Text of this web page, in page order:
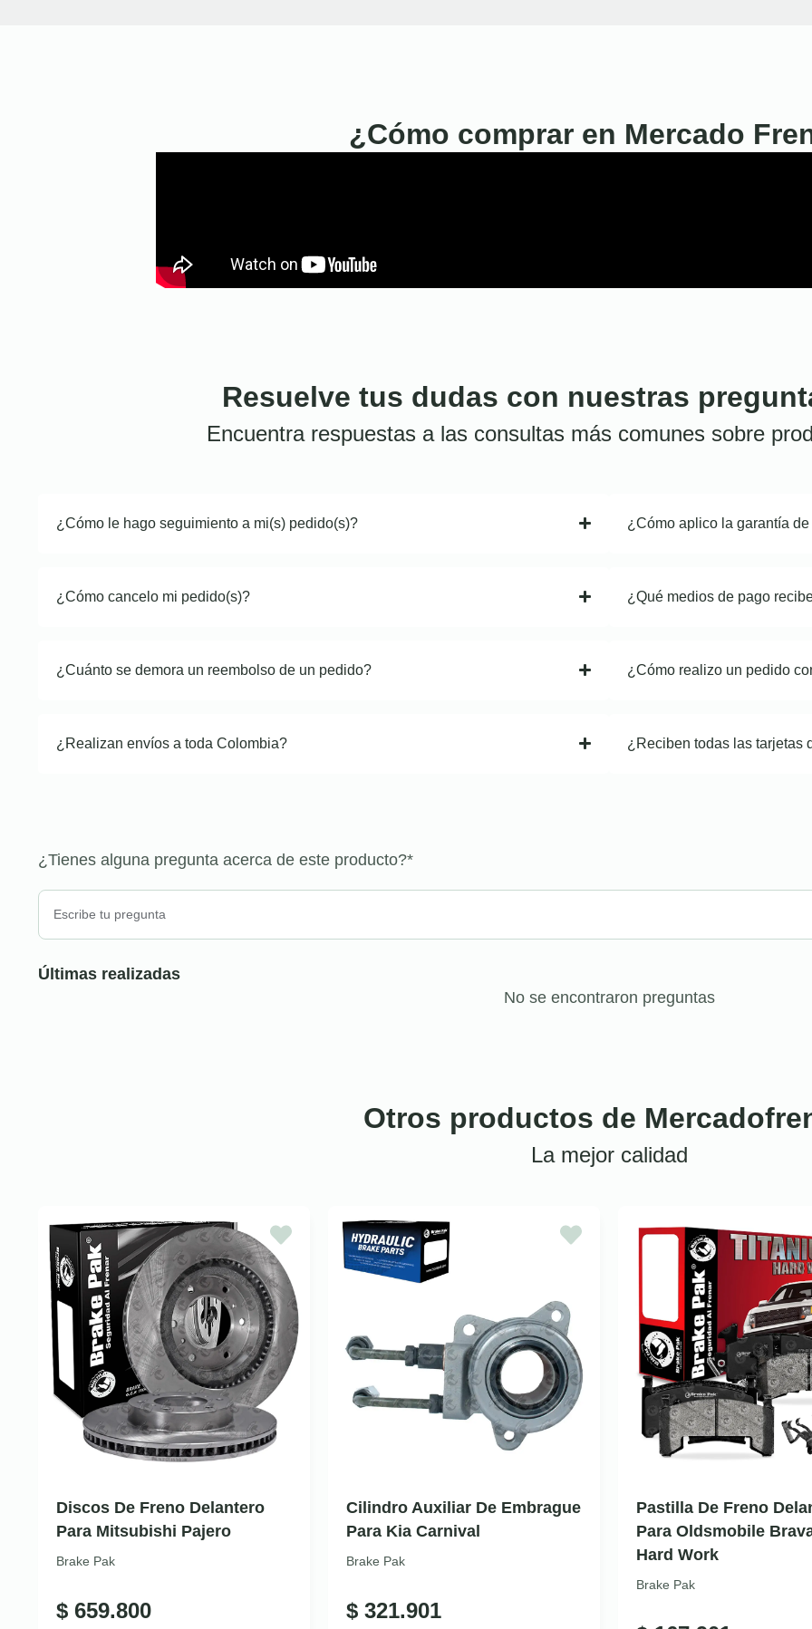
¿Cómo comprar en Mercado
Resuelve tus dudas con nuestras
Encuentra respuestas a las consultas más comunes sobre
¿Cómo le hago seguimiento a mi(s) pedido(s)?
¿Cómo cancelo mi pedido(s)?
¿Cuánto se demora un reembolso de un pedido?
¿Realizan envíos a toda Colombia?
¿Cómo aplico la garantía
¿Qué medios de pago
¿Cómo realizo un pedido
¿Reciben todas las tarjetas
¿Tienes alguna pregunta acerca de este producto?*
Últimas realizadas
No se encontraron preguntas
Otros productos de
La mejor calidad
Discos De Freno Delantero
Para Mitsubishi Pajero
Brake Pak
$ 659.800
Cilindro Auxiliar De Embrague
Para Kia Carnival
Brake Pak
$ 321.901
Pastilla De Freno
Para Oldsmobile
Hard Work
Brake Pak